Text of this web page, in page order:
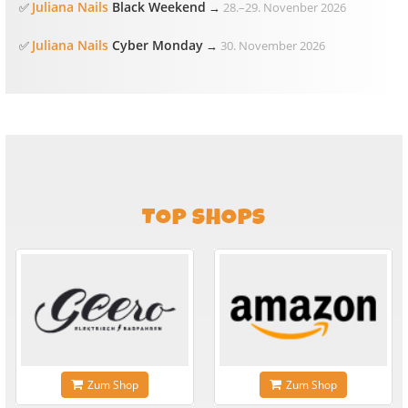
✅ Juliana Nails Black Weekend → 28.–29. Novenber 2026
✅ Juliana Nails Cyber Monday → 30. November 2026
TOP SHOPS
Zum Shop Zum Shop